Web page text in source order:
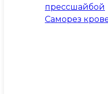
прессшайбой
Саморез